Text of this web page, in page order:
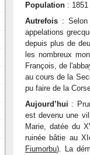
Population :
Autrefois : Selon
appelations
depuis plus de
les nombreux
François, de
au cours de la
pu faire de la
Aujourd’hui :
est devenu une
Marie, datée du
ruinée bâtie au
Fiumorbu). La